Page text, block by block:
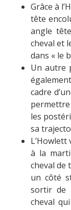
Grâce à
tête
angle
cheval et
dans « le
Un autre
cadre
les
sa
à la
cheval de
un côté
sortir de
cheval